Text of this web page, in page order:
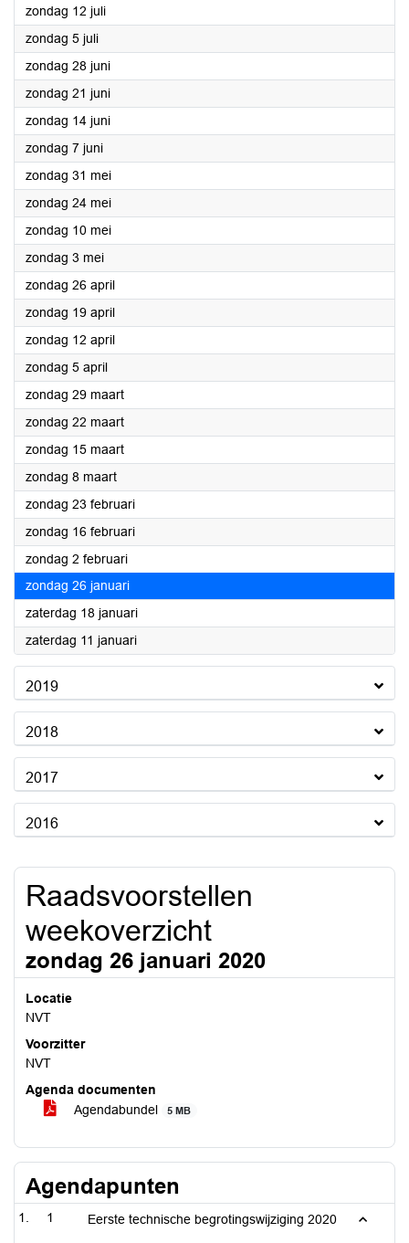
zondag 12 juli2020
zondag 5 juli2020
zondag 28 juni2020
zondag 21 juni2020
zondag 14 juni2020
zondag 7 juni2020
zondag 31 mei2020
zondag 24 mei2020
zondag 10 mei2020
zondag 3 mei2020
zondag 26 april2020
zondag 19 april2020
zondag 12 april2020
zondag 5 april2020
zondag 29 maart2020
zondag 22 maart2020
zondag 15 maart2020
zondag 8 maart2020
zondag 23 februari2020
zondag 16 februari2020
zondag 2 februari2020
zondag 26 januari2020
zaterdag 18 januari2020
zaterdag 11 januari2020
2019
2018
2017
2016
Raadsvoorstellen
weekoverzicht
zondag 26 januari 2020
Locatie
NVT
Voorzitter
NVT
Agenda documenten
Agendabundel
5 MB
Agendapunten
1 Eerste technische begrotingswijziging 2020